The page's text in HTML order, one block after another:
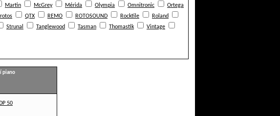
Martin McGrey Mérida Olympia Omnitronic
Ortega
QTX REMO ROTOSOUND Rocktile
Roland
Strunal Tanglewood Tasman Thomastik
Vintage
piano